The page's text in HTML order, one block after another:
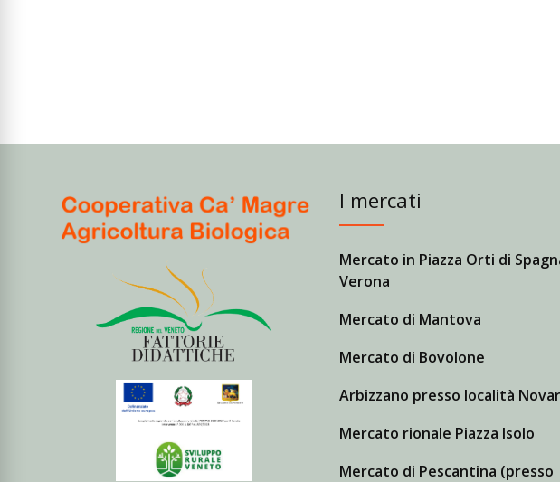
I mercati
Mercato in Piazza Orti di
Verona
Mercato di Mantova
Mercato di Bovolone
Arbizzano presso località
Mercato rionale Piazza Isolo
Mercato di Pescantina (presso